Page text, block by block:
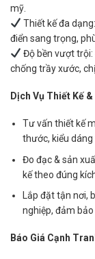
mỹ.
Thiết kế đa
điển sang trọng,
Độ bền vượt trội:
chống trầy xước,
Dịch Vụ Thiết Kế
Tư vấn thiết kế
thước, kiểu
Đo đạc & sản
kế theo đúng
Lắp đặt tận nơi,
nghiệp, đảm
Báo Giá Cạnh